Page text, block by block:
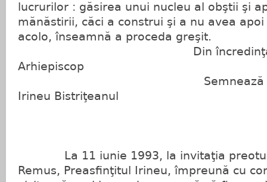
lucrurilor : găsirea unui nucleu al obştii şi
mănăstirii, căci a construi şi a nu avea
acolo, înseamnă a proceda greşit.
Din încredinţarea
Arhiepiscop
Semnează Episcop
Irineu Bistriţeanul
La 11 iunie 1993, la invitaţia
Remus, Preasfinţitul Irineu, împreună cu